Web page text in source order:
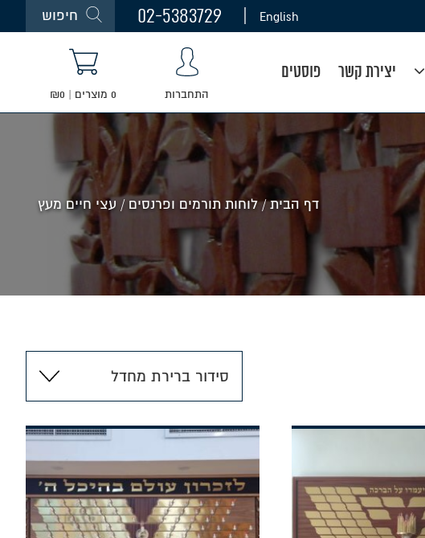
English
02-5383729 חיפוש
יצירת קשר פוסטים
התחברות 0 מוצרים |
₪0
דף הבית/לוחות תורמים ופרנסים / עצי חיים מעץ